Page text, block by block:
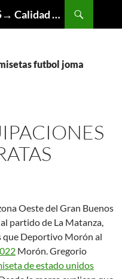
Camiseta Juventus 2024 2025→ Calidad Thai AAA
futbol joma
Oeste del Gran Buenos
partido de La Matanza,
que Deportivo Morón al
Morón. Gregorio
de estado unidos